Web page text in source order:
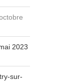
2023
sur-